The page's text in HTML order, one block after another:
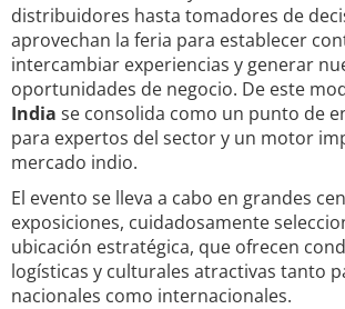
distribuidores hasta tomadores de
aprovechan la feria para establecer
intercambiar experiencias y generar
oportunidades de negocio. De este
India se consolida como un punto de
para expertos del sector y un motor
mercado indio.
El evento se lleva a cabo en grandes
exposiciones, cuidadosamente
ubicación estratégica, que ofrecen
logísticas y culturales atractivas tanto
nacionales como internacionales.